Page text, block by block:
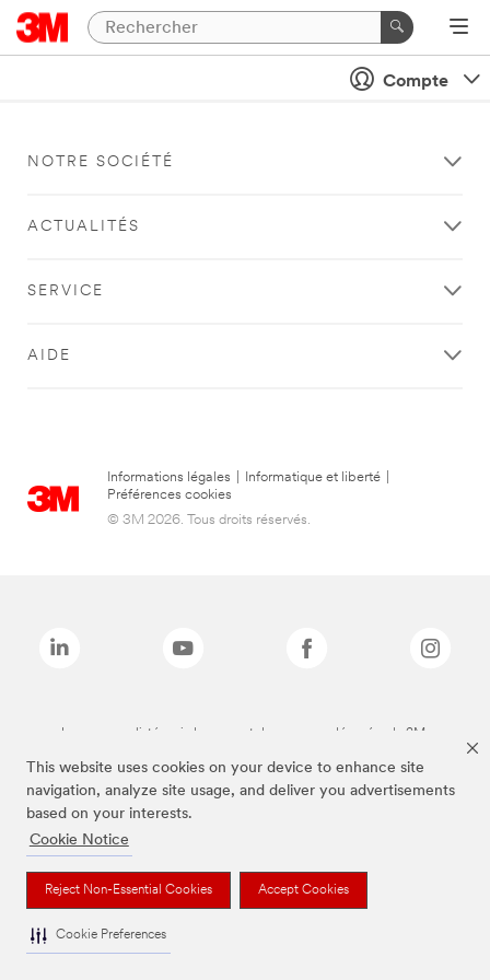
This website uses cookies on your device to enhance site
navigation, analyze site usage, and deliver you advertisements
based on your interests.
Cookie Notice
Reject Non-Essential Cookies Accept Cookies
Cookie Preferences
Compte
NOTRE SOCIÉTÉ
ACTUALITÉS
SERVICE
AIDE
Informations légales Informatique et liberté
Préférences cookies
© 3M 2026. Tous droits réservés.
Les marques listées ci-dessus sont des marques déposées de 3M.